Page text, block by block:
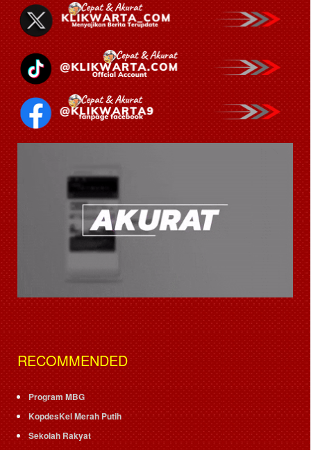
RECOMMENDED
Program MBG
KopdesKel Merah Putih
Sekolah Rakyat